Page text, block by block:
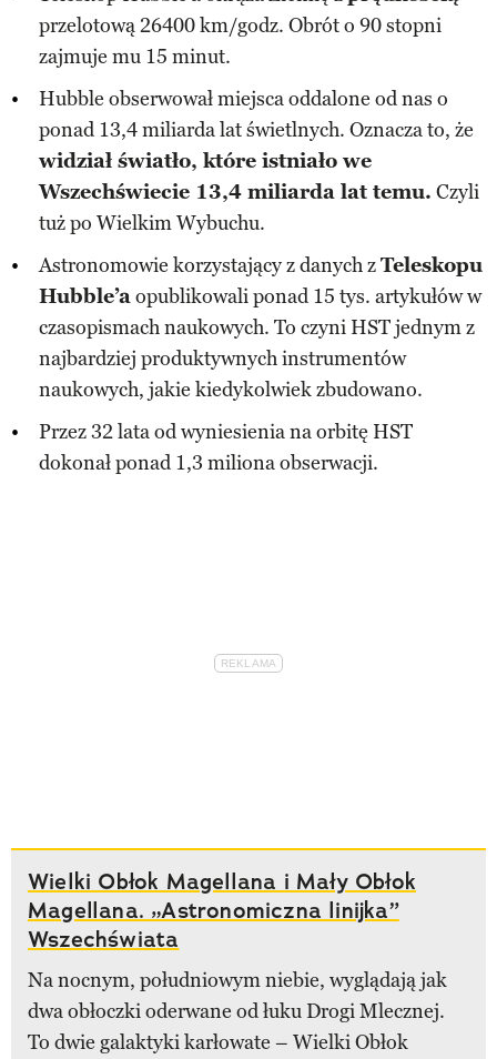
przelotową 26400 km/godz. Obrót o 90 stopni
zajmuje mu 15 minut.
Hubble obserwował miejsca oddalone od nas o
ponad 13,4 miliarda lat świetlnych. Oznacza to, że
widział światło, które istniało we
Wszechświecie 13,4 miliarda lat temu. Czyli
tuż po Wielkim Wybuchu.
Astronomowie korzystający z danych zTeleskopu
Hubble’aopublikowali ponad 15 tys. artykułów w
czasopismach naukowych. To czyni HST jednym z
najbardziej produktywnych instrumentów
naukowych, jakie kiedykolwiek zbudowano.
Przez 32 lata od wyniesienia na orbitę HST
dokonał ponad 1,3 miliona obserwacji.
Wielki Obłok Magellana i Mały Obłok
Magellana. „Astronomiczna linijka”
Wszechświata
Na nocnym, południowym niebie, wyglądają jak
dwa obłoczki oderwane od łuku Drogi Mlecznej.
To dwie galaktyki karłowate – Wielki Obłok